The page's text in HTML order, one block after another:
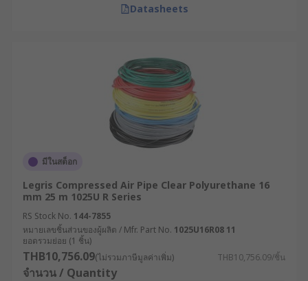
Datasheets
มีในสต็อก
Legris Compressed Air Pipe Clear Polyurethane 16
mm 25 m 1025U R Series
RS Stock No. 144-7855
หมายเลขชิ้นส่วนของผู้ผลิต / Mfr. Part No. 1025U16R08 11
ยอดรวมย่อย (1 ชิ้น)
THB10,756.09(ไม่รวมภาษีมูลค่าเพิ่ม) THB10,756.09/ชิ้น
จำนวน / Quantity